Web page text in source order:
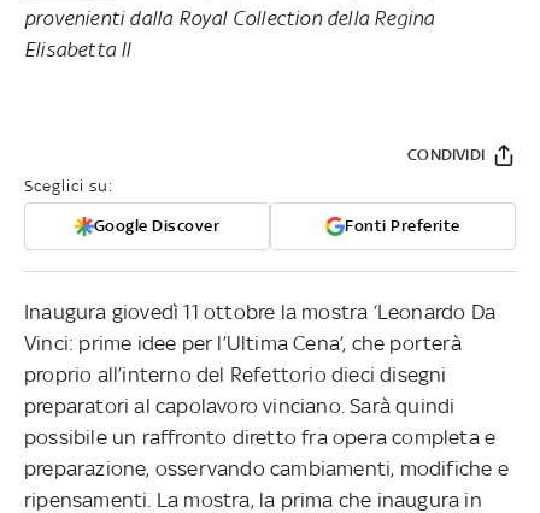
provenienti dalla Royal Collection della Regina
Elisabetta II
Sceglici su:
Google Discover Fonti Preferite
CONDIVIDI
Inaugura giovedì 11 ottobre la mostra ‘Leonardo Da
Vinci: prime idee per l’Ultima Cena’, che porterà
proprio all’interno del Refettorio dieci disegni
preparatori al capolavoro vinciano. Sarà quindi
possibile un raffronto diretto fra opera completa e
preparazione, osservando cambiamenti, modifiche e
ripensamenti. La mostra, la prima che inaugura in